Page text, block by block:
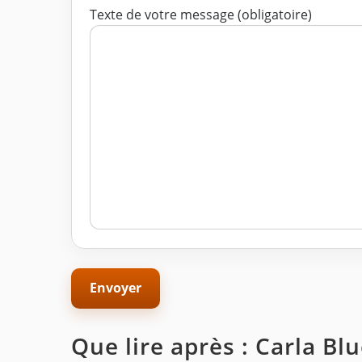
Texte de votre message (obligatoire)
Que lire après : Carla